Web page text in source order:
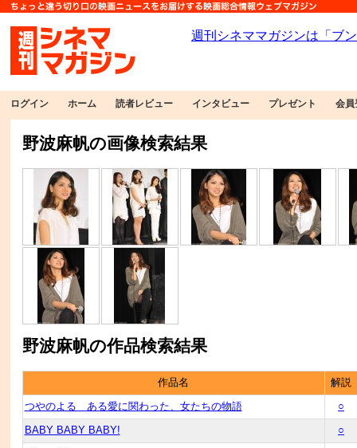
ログイン ホーム 読者レビュー インタビュー プレゼント 会員
野波麻帆の画像検索結果
野波麻帆の作品検索結果
作品名 解説
つやのよる ある愛に関わった、女たちの物語 ○
BABY BABY BABY! ○